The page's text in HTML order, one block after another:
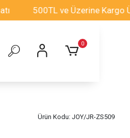
500TL ve Üzerine Kargo
0
Ürün Kodu: JOY/JR-ZS509